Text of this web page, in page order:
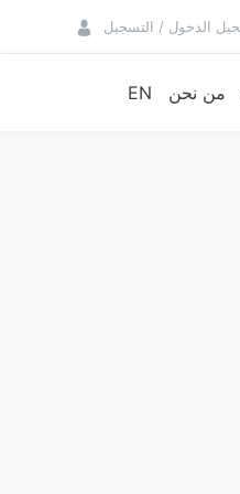
الدخول / التسجيل
من نحن EN